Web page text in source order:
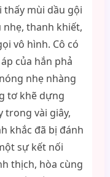
thấy mùi dầu gội
thanh khiết,
vô hình. Cô có
của hắn phả
nhẹ nhàng
tơ khẽ dựng
trong vài giây,
khắc đã bị đánh
sự kết nối
thịch, hòa cùng